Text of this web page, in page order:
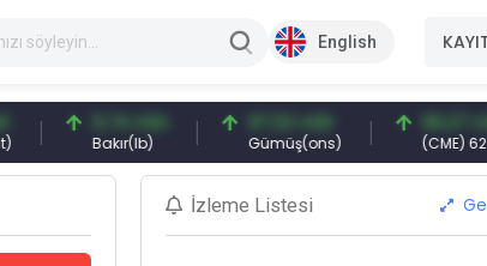
English
6,74 USD
Bakır(lb)
97,32 USD
Gümüş(ons)
96,27 USD
(CME) 62% Fe
İzleme Listesi